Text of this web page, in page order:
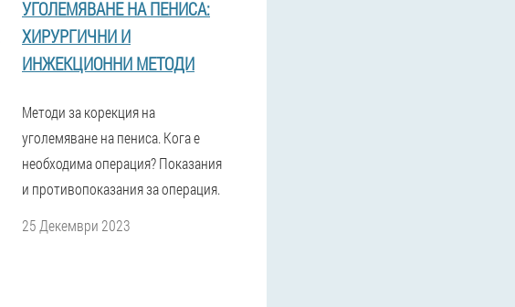
УГОЛЕМЯВАНЕ НА ПЕНИСА:
ХИРУРГИЧНИ И
ИНЖЕКЦИОННИ МЕТОДИ
Методи за корекция на
уголемяване на пениса. Кога е
необходима операция? Показания
и противопоказания за операция.
25 Декември 2023